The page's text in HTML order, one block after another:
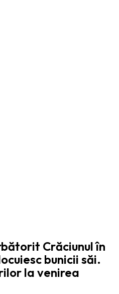
Crăciunul în
bunicii săi.
la venirea